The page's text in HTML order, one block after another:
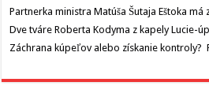
Partnerka ministra Matúša Šutaja Eštoka má
Dve tváre Roberta Kodyma z kapely Lucie-
Záchrana kúpeľov alebo získanie kontroly?